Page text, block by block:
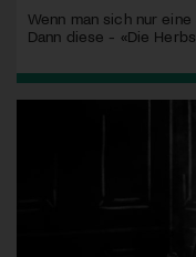
Wenn man sich nur
Dann diese - «Die